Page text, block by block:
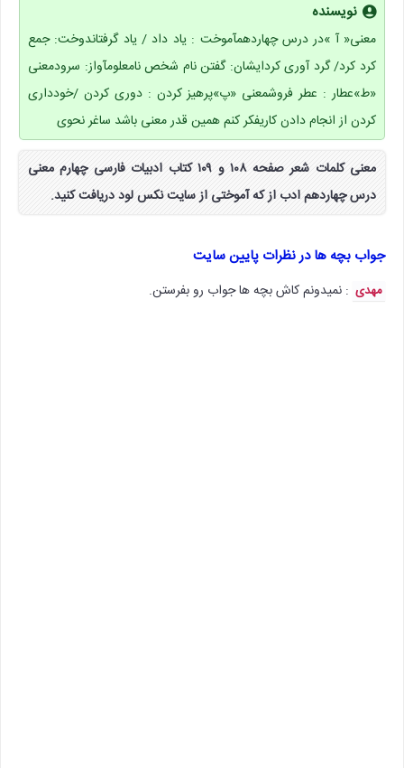
نویسنده
معنی« آ »در درس چهاردهمآموخت : یاد داد / یاد گرفتاندوخت: جمع
کرد کرد/ گرد آوری کردایشان: گفتن نام شخص نامعلومآواز: سرودمعنی
«ط»عطار : عطر فروشمعنی «پ»پرهیز کردن : دوری کردن /خودداری
کردن از انجام دادن کاریفکر کنم همین قدر معنی باشد ساغر نحوی
معنی کلمات شعر صفحه ۱۰۸ و ۱۰۹ کتاب ادبیات فارسی چهارم معنی
درس چهاردهم ادب از که آموختی از سایت نکس لود دریافت کنید.
جواب بچه ها در نظرات پایین سایت
مهدی : نمیدونم کاش بچه ها جواب رو بفرستن.